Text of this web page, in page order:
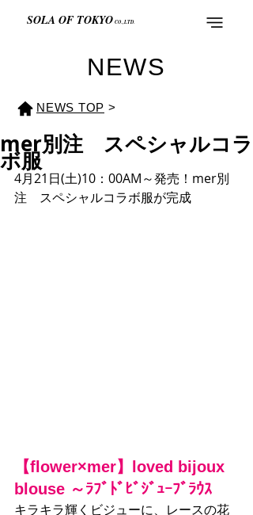
SOLA OF TOKYO CO.,LTD.
NEWS
NEWS TOP >
mer別注 スペシャルコラ
ボ服
4月21日(土)10：00AM～発売！mer別
注　スペシャルコラボ服が完成
【flower×mer】loved bijoux
blouse ～ﾗﾌﾞﾄﾞﾋﾞｼﾞｭｰﾌﾞﾗｳｽ
キラキラ輝くビジューに、レースの花